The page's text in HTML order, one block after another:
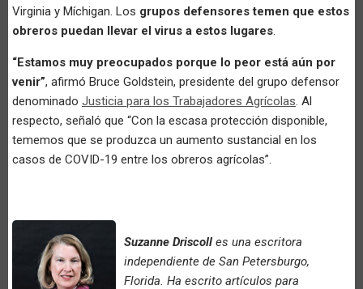
Virginia y Míchigan. Los grupos defensores temen que estos
obreros puedan llevar el virus a estos lugares.
“Estamos muy preocupados porque lo peor está aún por
venir”, afirmó Bruce Goldstein, presidente del grupo defensor
denominado Justicia para los Trabajadores Agrícolas. Al
respecto, señaló que “Con la escasa protección disponible,
tememos que se produzca un aumento sustancial en los
casos de COVID-19 entre los obreros agrícolas”.
Suzanne Driscoll es una escritora
independiente de San Petersburgo,
Florida. Ha escrito artículos para